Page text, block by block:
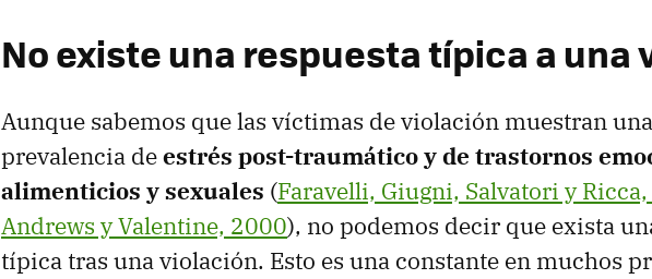
No existe una respuesta típica a una
Aunque sabemos que las víctimas de violación muestran
prevalencia deestrés post-traumático y de trastornos
alimenticios y sexuales (Faravelli, Giugni, Salvatori y
Andrews y Valentine, 2000), no podemos decir que exista
típica tras una violación. Esto es una constante en muchos